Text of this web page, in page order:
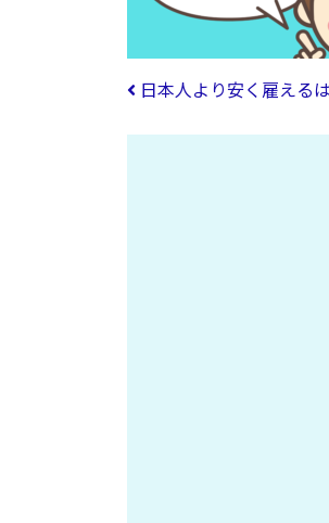
投稿ナビゲーシ
日本人より安く雇える